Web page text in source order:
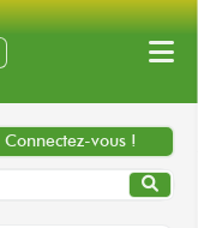
Connectez-vous !